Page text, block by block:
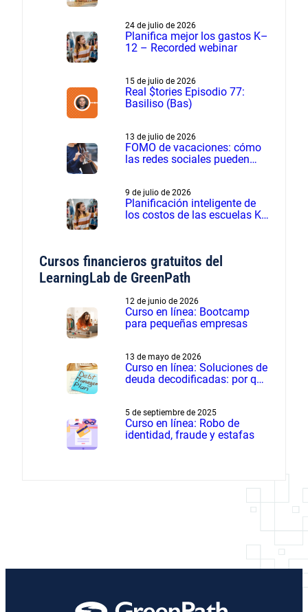
24 de julio de 2026
Planifica mejor los gastos K–
12 – Recorded webinar
15 de julio de 2026
Real $tories Episodio 77:
Basiliso (Bas)
13 de julio de 2026
FOMO de vacaciones: cómo
las redes sociales pueden
9 de julio de 2026
Planificación inteligente de
los costos de las escuelas K-
Cursos financieros gratuitos del
LearningLab de GreenPath
12 de junio de 2026
Curso en línea: Bootcamp
para pequeñas empresas
13 de mayo de 2026
Curso en línea: Soluciones de
deuda decodificadas: por qué
5 de septiembre de 2025
Curso en línea: Robo de
identidad, fraude y estafas